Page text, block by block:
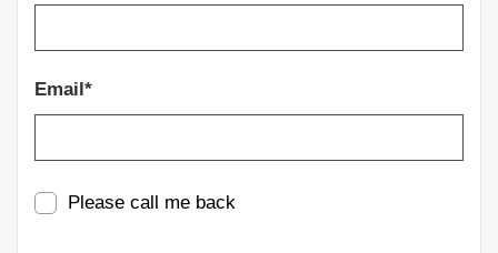
Email*
Please call me back